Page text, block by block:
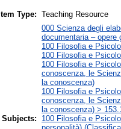
Item Type: Teaching Resource
Subjects:
000 Scienza degli
documentaria – opere
100 Filosofia e
100 Filosofia e
100 Filosofia e
conoscenza, le
la conoscenza)
100 Filosofia e
conoscenza, le
la conoscenza) >
100 Filosofia e